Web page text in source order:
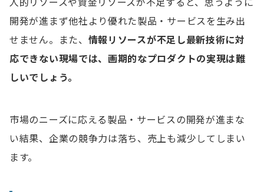
人的リソースや資金リソースが不足すると、思うように
開発が進まず他社より優れた製品・サービスを生み出
せません。また、 情報リソースが不足し最新技術に対
応できない現場では、画期的なプロダクトの実現は難
しいでしょう。
市場のニーズに応える製品・サービスの開発が進まな
い結果、企業の競争力は落ち、売上も減少してしまい
ます。